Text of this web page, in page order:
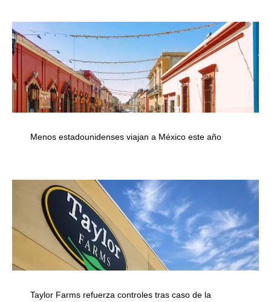
Menos estadounidenses viajan a México este año
Taylor Farms refuerza controles tras caso de la